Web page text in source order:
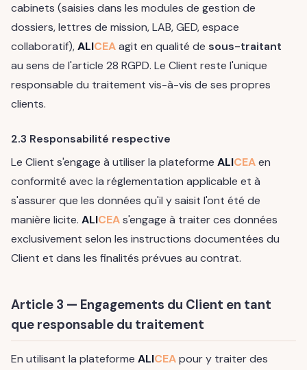
cabinets (saisies dans les modules de gestion de
dossiers, lettres de mission, LAB, GED, espace
collaboratif),ALICEAagit en qualité de sous-traitant
au sens de l'article 28 RGPD. Le Client reste l'unique
responsable du traitement vis-à-vis de ses propres
clients.
2.3 Responsabilité respective
Le Client s'engage à utiliser la plateforme ALICEAen
conformité avec la réglementation applicable et à
s'assurer que les données qu'il y saisit l'ont été de
manière licite. ALICEAs'engage à traiter ces données
exclusivement selon les instructions documentées du
Client et dans les finalités prévues au contrat.
Article 3 — Engagements du Client en tant
que responsable du traitement
En utilisant la plateforme ALICEApour y traiter des